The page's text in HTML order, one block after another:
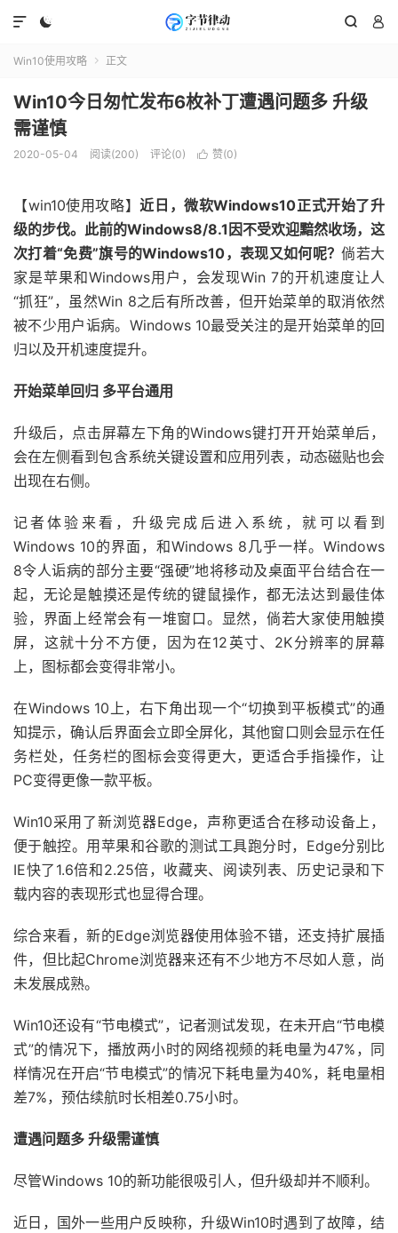
  

Win10使用攻略  正文
Win10今日匆忙发布6枚补丁遭遇问题多 升级
需谨慎
2020-05-04 阅读(200) 评论(0)  赞(0)
【win10使用攻略】近日，微软Windows10正式开始了升
级的步伐。此前的Windows8/8.1因不受欢迎黯然收场，这
次打着“免费”旗号的Windows10，表现又如何呢？倘若大
家是苹果和Windows用户，会发现Win 7的开机速度让人
“抓狂”，虽然Win 8之后有所改善，但开始菜单的取消依然
被不少用户诟病。Windows 10最受关注的是开始菜单的回
归以及开机速度提升。
开始菜单回归 多平台通用
升级后，点击屏幕左下角的Windows键打开开始菜单后，
会在左侧看到包含系统关键设置和应用列表，动态磁贴也会
出现在右侧。
记者体验来看，升级完成后进入系统，就可以看到
Windows 10的界面，和Windows 8几乎一样。Windows
8令人诟病的部分主要“强硬”地将移动及桌面平台结合在一
起，无论是触摸还是传统的键鼠操作，都无法达到最佳体
验，界面上经常会有一堆窗口。显然，倘若大家使用触摸
屏，这就十分不方便，因为在12英寸、2K分辨率的屏幕
上，图标都会变得非常小。
在Windows 10上，右下角出现一个“切换到平板模式”的通
知提示，确认后界面会立即全屏化，其他窗口则会显示在任
务栏处，任务栏的图标会变得更大，更适合手指操作，让
PC变得更像一款平板。
Win10采用了新浏览器Edge，声称更适合在移动设备上，
便于触控。用苹果和谷歌的测试工具跑分时，Edge分别比
IE快了1.6倍和2.25倍，收藏夹、阅读列表、历史记录和下
载内容的表现形式也显得合理。
综合来看，新的Edge浏览器使用体验不错，还支持扩展插
件，但比起Chrome浏览器来还有不少地方不尽如人意，尚
未发展成熟。
Win10还设有“节电模式”，记者测试发现，在未开启“节电模
式”的情况下，播放两小时的网络视频的耗电量为47%，同
样情况在开启“节电模式”的情况下耗电量为40%，耗电量相
差7%，预估续航时长相差0.75小时。
遭遇问题多 升级需谨慎
尽管Windows 10的新功能很吸引人，但升级却并不顺利。
近日，国外一些用户反映称，升级Win10时遇到了故障，结